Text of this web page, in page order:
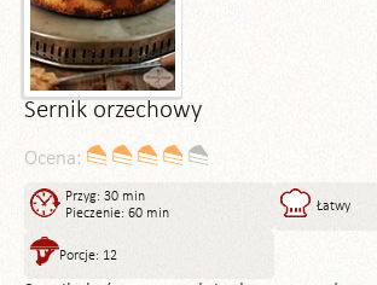
Sernik orzechowy
Ocena:
Przyg: 30 min
Pieczenie: 60 min
Łatwy
Porcje: 12